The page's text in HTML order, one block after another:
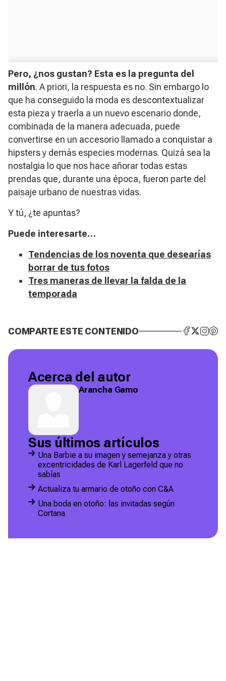
Pero, ¿nos gustan? Esta es la pregunta del
millón. A priori, la respuesta es no. Sin embargo lo
que ha conseguido la moda es descontextualizar
esta pieza y traerla a un nuevo escenario donde,
combinada de la manera adecuada, puede
convertirse en un accesorio llamado a conquistar a
hipstersy demás especies modernas. Quizá sea la
nostalgia lo que nos hace añorar todas estas
prendas que, durante una época, fueron parte del
paisaje urbano de nuestras vidas.
Y tú, ¿te apuntas?
Puede interesarte…
Tendencias de los noventa que desearías
borrar de tus fotos
Tres maneras de llevar la falda de la
temporada
COMPARTE ESTE CONTENIDO
Acerca del autor
Arancha Gamo
Sus últimos artículos
Una Barbie a su imagen y semejanza y otras
excentricidades de Karl Lagerfeld que no
sabías
Actualiza tu armario de otoño con C&A
Una boda en otoño: las invitadas según
Cortana